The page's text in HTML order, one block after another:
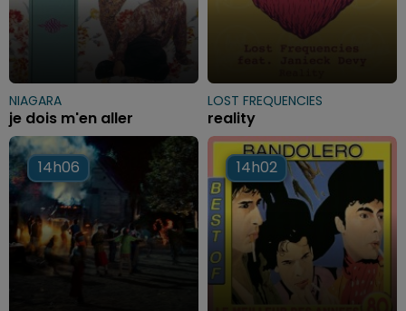
NIAGARA
je dois m'en aller
LOST FREQUENCIES
reality
14h06
14h06 14h02
14h02